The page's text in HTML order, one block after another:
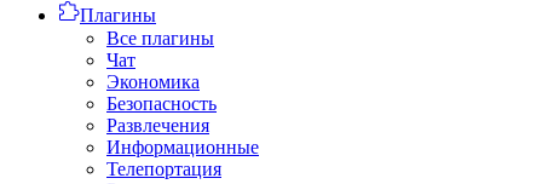
Плагины
Все плагины
Чат
Экономика
Безопасность
Развлечения
Информационные
Телепортация